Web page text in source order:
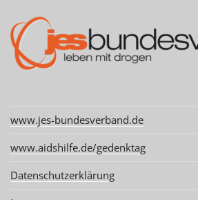
www.jes-bundesverband.de
www.aidshilfe.de/gedenktag
Datenschutzerklärung